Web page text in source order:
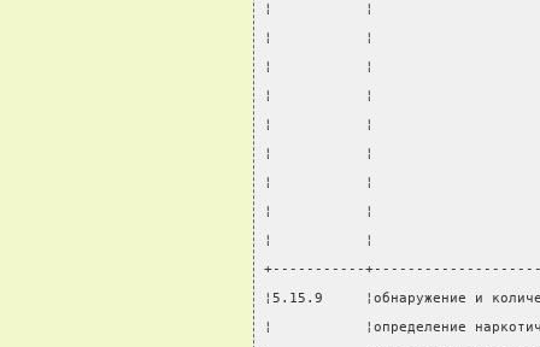
¦           ¦
¦           ¦
¦           ¦
¦           ¦
¦           ¦
¦           ¦
¦           ¦
¦           ¦
¦           ¦
+-----------
¦5.15.9     ¦обнаружение и
¦           ¦определение